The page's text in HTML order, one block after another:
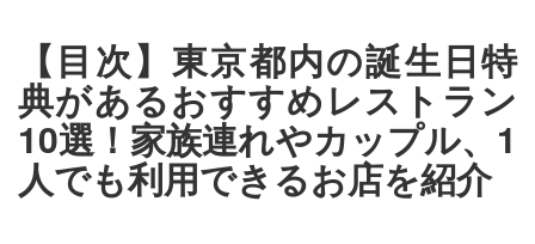
【目次】東京都内の誕生日特
典があるおすすめレストラン
10選！家族連れやカップル、1
人でも利用できるお店を紹介